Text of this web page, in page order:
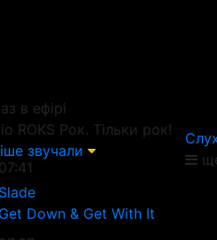
в ефірі
ROKS Рок. Тільки рок!
звучали
07:41
Slade
Get Down & Get With It